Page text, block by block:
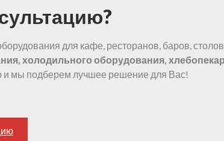
для кафе, ресторанов, баров,
холодильного оборудования,
и мы подберем лучшее решение для Вас!